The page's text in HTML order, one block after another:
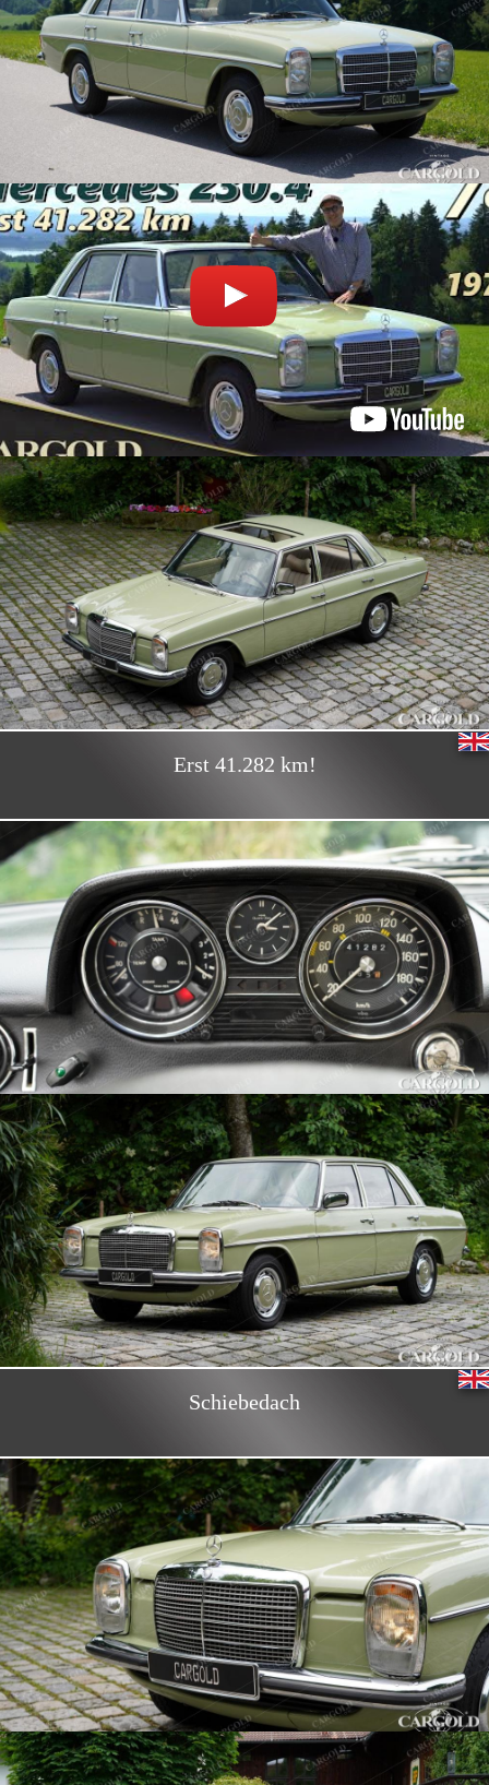
Erst 41.282 km!
Schiebedach